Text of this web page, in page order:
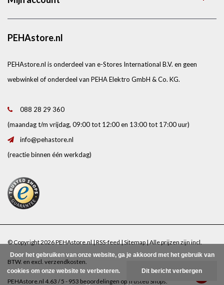
PEHAstore.nl
PEHAstore.nl is onderdeel van e-Stores International B.V. en geen
webwinkel of onderdeel van PEHA Elektro GmbH & Co. KG.
088 28 29 360
(maandag t/m vrijdag, 09:00 tot 12:00 en 13:00 tot 17:00 uur)
info@pehastore.nl
(reactie binnen één werkdag)
© Copyright 2026 PEHAstore.nl | RSS-feed | Sitemap | Alle prijzen zijn incl.
BTW. en excl. verzendkosten
PEHAstore.nl 4.63 /5 - 953 beoordelingen op Trusted Shops
Door het gebruiken van onze website, ga je akkoord met het gebruik van
cookies om onze website te verbeteren. Dit bericht verbergen